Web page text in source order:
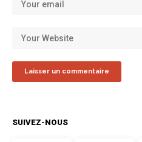
SUIVEZ-NOUS